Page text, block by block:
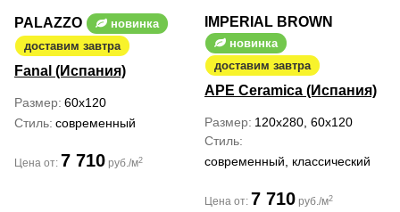
PALAZZO
новинка
доставим завтра
Fanal (Испания)
Размер 60x120
Стиль современный
Цена от: 7 710 руб./м2
IMPERIAL BROWN
новинка
доставим завтра
APE Ceramica (Испания)
Размер 120x280, 60x120
Стиль
современный, классический
Цена от: 7 710 руб./м2